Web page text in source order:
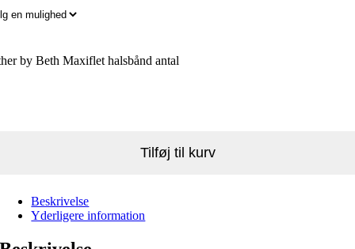
by Beth Maxiflet halsbånd antal
Tilføj til kurv
Beskrivelse
Yderligere information